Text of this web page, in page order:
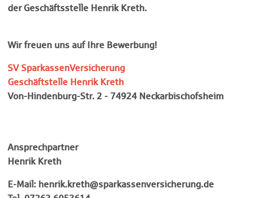
der Geschäftsstelle Henrik Kreth.
Wir freuen uns auf Ihre Bewerbung!
SV SparkassenVersicherung
Geschäftstelle Henrik Kreth
Von-Hindenburg-Str. 2 - 74924 Neckarbischofsheim
Ansprechpartner
Henrik Kreth
E-Mail: henrik.kreth@sparkassenversicherung.de